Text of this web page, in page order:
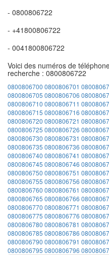
- 0800806722
- +41800806722
- 0041800806722
Voici des numéros de
recherche : 0800806722
0800806700 0800806701
0800806705 0800806706
0800806710 0800806711
0800806715 0800806716
0800806720 0800806721
0800806725 0800806726
0800806730 0800806731
0800806735 0800806736
0800806740 0800806741
0800806745 0800806746
0800806750 0800806751
0800806755 0800806756
0800806760 0800806761
0800806765 0800806766
0800806770 0800806771
0800806775 0800806776
0800806780 0800806781
0800806785 0800806786
0800806790 0800806791
0800806795 0800806796